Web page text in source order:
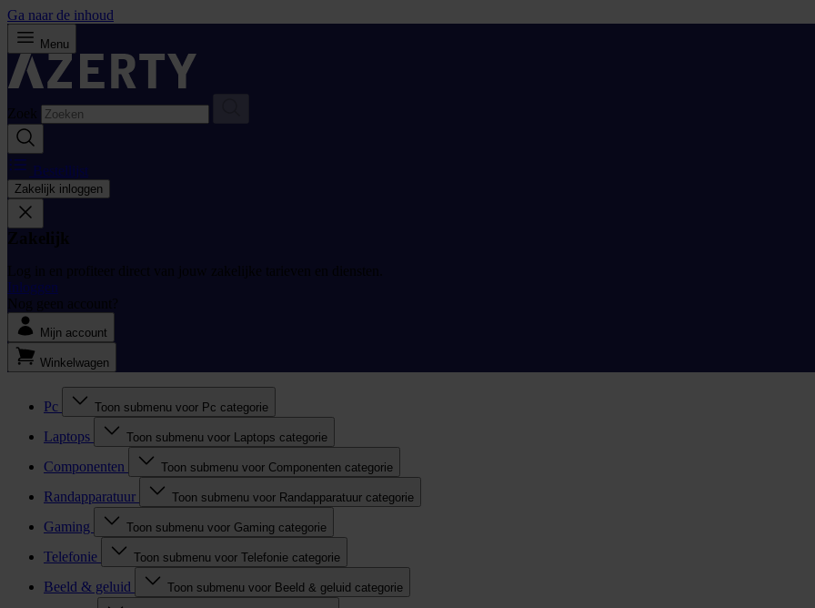
Ga naar de inhoud
Menu
Zoek
Bestellijst
Zakelijk inloggen
Zakelijk
Log in en profiteer direct van jouw zakelijke tarieven en diensten.
Inloggen
Nog geen account?
Mijn account
Winkelwagen
Pc Toon submenu voor Pc categorie
Laptops Toon submenu voor Laptops categorie
Componenten Toon submenu voor Componenten categorie
Randapparatuur Toon submenu voor Randapparatuur categorie
Gaming Toon submenu voor Gaming categorie
Telefonie Toon submenu voor Telefonie categorie
Beeld & geluid Toon submenu voor Beeld & geluid categorie